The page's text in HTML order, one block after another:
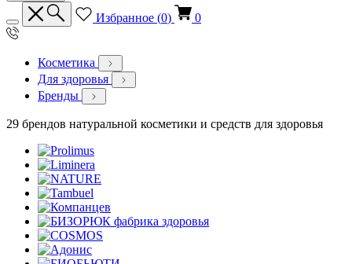
Избранное (0) 0
Косметика
Для здоровья
Бренды
29 брендов натуральной косметики и средств для здоровья